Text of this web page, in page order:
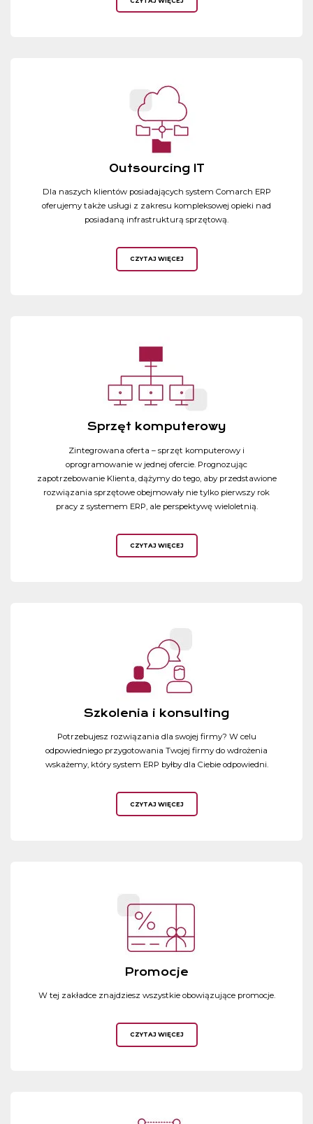
Outsourcing IT
Dla naszych klientów posiadających system Comarch ERP
oferujemy także usługi z zakresu kompleksowej opieki nad
posiadaną infrastrukturą sprzętową.
CZYTAJ WIĘCEJ
Sprzęt komputerowy
Zintegrowana oferta – sprzęt komputerowy i
oprogramowanie w jednej ofercie. Prognozując
zapotrzebowanie Klienta, dążymy do tego, aby przedstawione
rozwiązania sprzętowe obejmowały nie tylko pierwszy rok
pracy z systemem ERP, ale perspektywę wieloletnią.
CZYTAJ WIĘCEJ
Szkolenia i konsulting
Potrzebujesz rozwiązania dla swojej firmy? W celu
odpowiedniego przygotowania Twojej firmy do wdrożenia
wskażemy, który system ERP byłby dla Ciebie odpowiedni.
CZYTAJ WIĘCEJ
Promocje
W tej zakładce znajdziesz wszystkie obowiązujące promocje.
CZYTAJ WIĘCEJ